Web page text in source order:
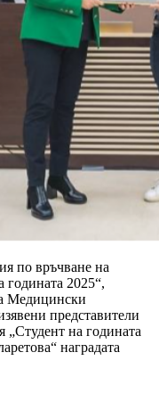
по връчване на
годината 2025“,
Медицински
представители
„Студент на годината
наградата